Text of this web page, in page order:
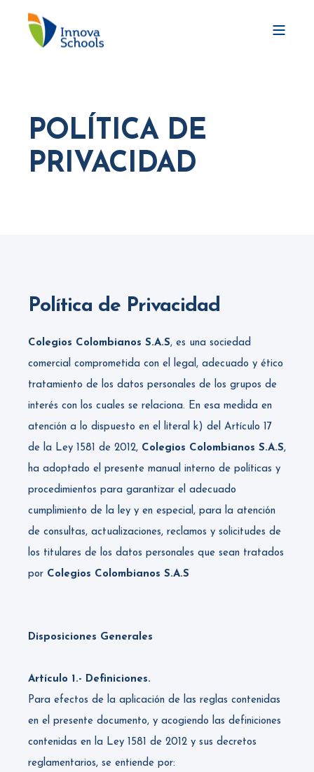
POLÍTICA DE
PRIVACIDAD
Política de Privacidad
Colegios Colombianos S.A.S, es una sociedad
comercial comprometida con el legal, adecuado y ético
tratamiento de los datos personales de los grupos de
interés con los cuales se relaciona. En esa medida en
atención a lo dispuesto en el literal k) del Artículo 17
de la Ley 1581 de 2012, Colegios Colombianos S.A.S,
ha adoptado el presente manual interno de políticas y
procedimientos para garantizar el adecuado
cumplimiento de la ley y en especial, para la atención
de consultas, actualizaciones, reclamos y solicitudes de
los titulares de los datos personales que sean tratados
por Colegios Colombianos S.A.S
Disposiciones Generales
Artículo 1.- Definiciones.
Para efectos de la aplicación de las reglas contenidas
en el presente documento, y acogiendo las definiciones
contenidas en la Ley 1581 de 2012 y sus decretos
reglamentarios, se entiende por: